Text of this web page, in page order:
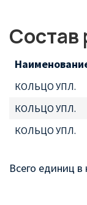
Состав
КОЛЬЦО УПЛ.
КОЛЬЦО УПЛ.
КОЛЬЦО УПЛ.
Всего единиц